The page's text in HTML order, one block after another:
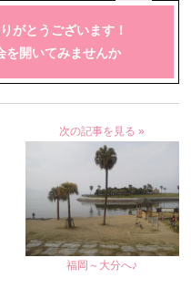
がとうございます！
を開いてみませんか
次の記事を見る »
福岡～大分へ♪